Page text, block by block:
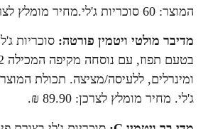
המוצר: 60 סוכריות ג'לי.מחיר מומלץ לצרכן: 59.90 ₪.
מדיבר מולטי ויטמין פורטה: סוכריות
ג'לי. מחיר מומלץ לצרכן: 89.90 ₪.